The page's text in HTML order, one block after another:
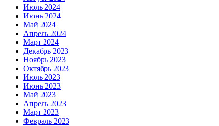
Июль 2024
Июнь 2024
Май 2024
Апрель 2024
Март 2024
Декабрь 2023
Ноябрь 2023
Октябрь 2023
Июль 2023
Июнь 2023
Май 2023
Апрель 2023
Март 2023
Февраль 2023